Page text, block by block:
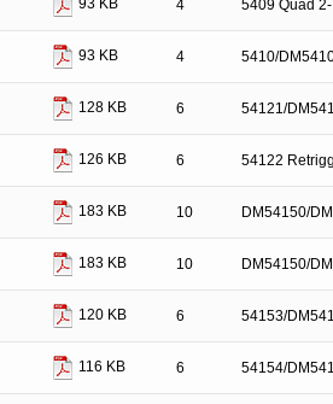
93 KB 4 5409 Quad
93 KB 4 5410/
128 KB 6 54121/
126 KB 6 54122
183 KB 10 DM54150/
183 KB 10 DM54150/
120 KB 6 54153/
116 KB 6 54154/